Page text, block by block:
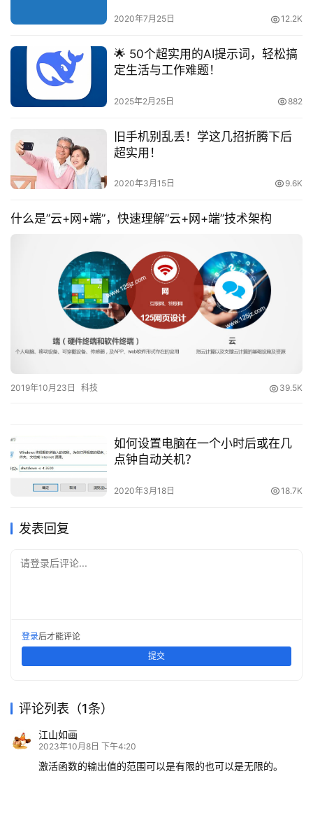
2020年7月25日 12.2K
🌟 50个超实用的AI提示词，轻松搞
定生活与工作难题！
2025年2月25日 882
旧手机别乱丢！学这几招折腾下后
超实用！
2020年3月15日 9.6K
什么是”云+网+端”，快速理解”云+网+端”技术架构
2019年10月23日 科技 39.5K
如何设置电脑在一个小时后或在几
点钟自动关机？
2020年3月18日 18.7K
发表回复
请登录后评论...
登录后才能评论
提交
评论列表（1条）
江山如画
2023年10月8日 下午4:20
激活函数的输出值的范围可以是有限的也可以是无限的。